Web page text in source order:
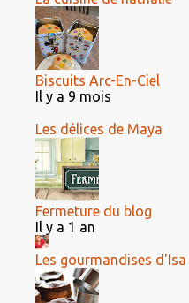
Biscuits Arc-En-Ciel
Il y a 9 mois
Les délices de Maya
Fermeture du blog
Il y a 1 an
Les gourmandises d'Isa